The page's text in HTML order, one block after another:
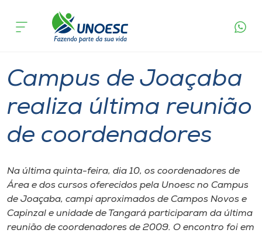
Cursos
Atendimento ao Estudante
Portal de Ensino
A
Unoesc
acontece
Campus de Joaçaba
realiza última reunião
de coordenadores
Na última quinta-feira, dia 10, os coordenadores de
Área e dos cursos oferecidos pela Unoesc no Campus
de Joaçaba, campi aproximados de Campos Novos e
Capinzal e unidade de Tangará participaram da última
reunião de coordenadores de 2009. O encontro foi em